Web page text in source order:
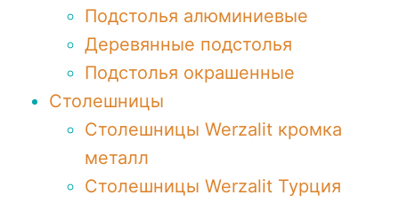
Подстолья алюминиевые
Деревянные подстолья
Подстолья окрашенные
Столешницы
Столешницы Werzalit кромка
металл
Столешницы Werzalit Турция